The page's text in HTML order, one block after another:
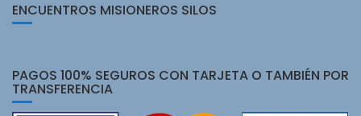
ENCUENTROS MISIONEROS SILOS
PAGOS 100% SEGUROS CON TARJETA O TAMBIÉN POR
TRANSFERENCIA